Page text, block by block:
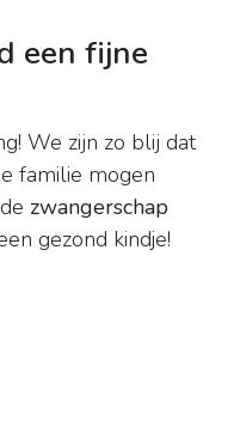
een fijne
We zijn zo blij dat
familie mogen
zwangerschap
gezond kindje!